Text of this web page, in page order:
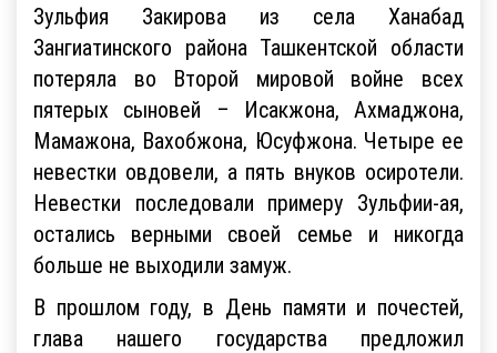
Зульфия Закирова из села Ханабад
Зангиатинского района Ташкентской области
потеряла во Второй мировой войне всех
пятерых сыновей – Исакжона, Ахмаджона,
Мамажона, Вахобжона, Юсуфжона. Четыре ее
невестки овдовели, а пять внуков осиротели.
Невестки последовали примеру Зульфии-ая,
остались верными своей семье и никогда
больше не выходили замуж.
В прошлом году, в День памяти и почестей,
глава нашего государства предложил